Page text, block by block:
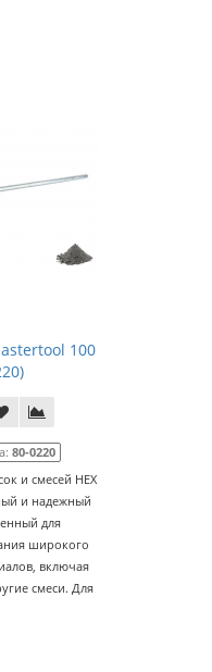
100
80-0220
и смесей HEX
и надежный
для
широкого
включая
смеси. Для